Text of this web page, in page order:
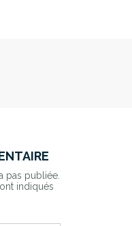
pas publiée.
indiqués